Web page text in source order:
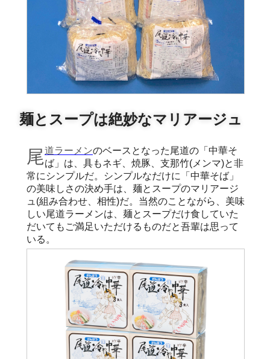
麺とスープは絶妙なマリアージュ
尾道ラーメンのベースとなった尾道の「中華そ
ば」は、具もネギ、焼豚、支那竹(メンマ)と非
常にシンプルだ。シンプルなだけに「中華そば」
の美味しさの決め手は、麺とスープのマリアージ
ュ(組み合わせ、相性)だ。当然のことながら、美味
しい尾道ラーメンは、麺とスープだけ食していた
だいてもご満足いただけるものだと吾輩は思って
いる。